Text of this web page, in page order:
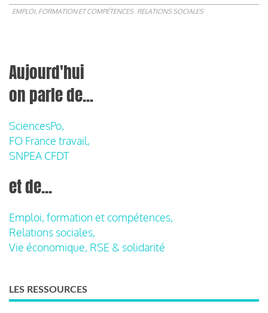
EMPLOI, FORMATION ET COMPÉTENCES RELATIONS SOCIALES
Aujourd'hui
on parle de...
SciencesPo,
FO France travail,
SNPEA CFDT
et de...
Emploi, formation et compétences,
Relations sociales,
Vie économique, RSE & solidarité
LES RESSOURCES